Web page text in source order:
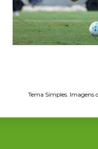
Tema Simples. Imagens